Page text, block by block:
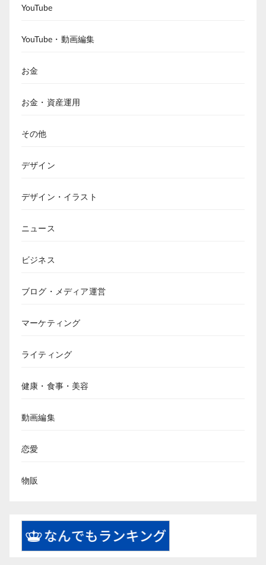
YouTube
YouTube・動画編集
お金
お金・資産運用
その他
デザイン
デザイン・イラスト
ニュース
ビジネス
ブログ・メディア運営
マーケティング
ライティング
健康・食事・美容
動画編集
恋愛
物販